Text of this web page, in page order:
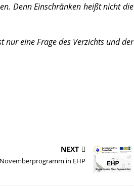
Denn Einschränken heißt nicht die
nur eine Frage des Verzichts und der
NEXT
Novemberprogramm in EHP